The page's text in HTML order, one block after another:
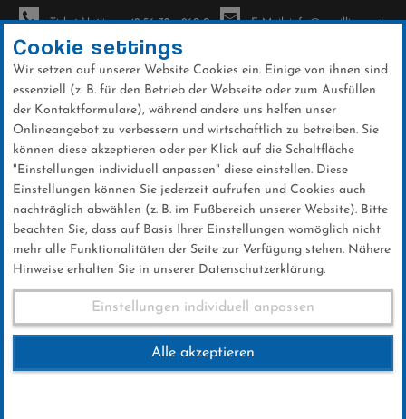
Direkt
zum
Inhalt
Ticket-Hotline: +49 56 32 - 960-0 E-Mail: info@sc-willingen.de
News
Steffen Lignau behält Nerven
und siegt
Cookie settings
Wir setzen auf unserer Website Cookies ein. Einige von ihnen sind
essenziell (z. B. für den Betrieb der Webseite oder zum Ausfüllen
der Kontaktformulare), während andere uns helfen unser
Onlineangebot zu verbessern und wirtschaftlich zu betreiben. Sie
können diese akzeptieren oder per Klick auf die Schaltfläche
"Einstellungen individuell anpassen" diese einstellen. Diese
Einstellungen können Sie jederzeit aufrufen und Cookies auch
nachträglich abwählen (z. B. im Fußbereich unserer Website). Bitte
beachten Sie, dass auf Basis Ihrer Einstellungen womöglich nicht
mehr alle Funktionalitäten der Seite zur Verfügung stehen. Nähere
Hinweise erhalten Sie in unserer Datenschutzerklärung.
Einstellungen individuell anpassen
Alle akzeptieren